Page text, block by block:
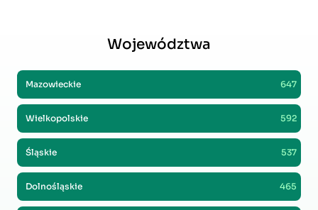
Województwa
Mazowieckie 647
Wielkopolskie 592
Śląskie 537
Dolnośląskie 465